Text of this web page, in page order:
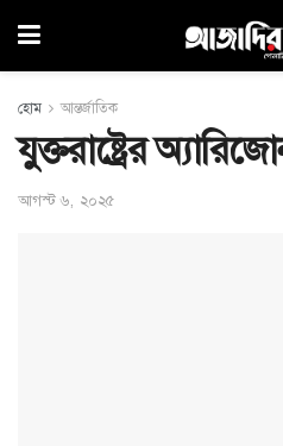
হোম আন্তর্জাতিক
যুক্তরাষ্ট্রের
আগস্ট ৬, ২০২৫